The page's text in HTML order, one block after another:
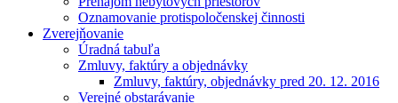
Oznamovanie protispoločenskej činnosti
Zverejňovanie
Úradná tabuľa
Zmluvy, faktúry a objednávky
Zmluvy, faktúry, objednávky pred 20. 12. 2016
Verejné obstarávanie